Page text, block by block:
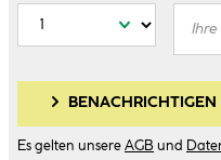
BENACHRICHTIGEN
Es gelten unsere AGB und